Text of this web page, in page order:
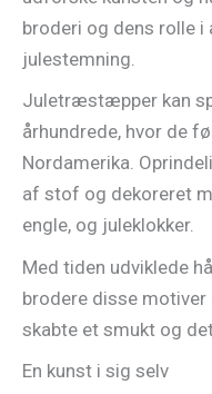
broderi og dens rolle i
julestemning.
Juletræstæpper kan
århundrede, hvor de
Nordamerika.
af stof og dekoreret
engle, og juleklokker.
Med tiden udviklede
brodere disse
skabte et smukt og
En kunst i sig selv